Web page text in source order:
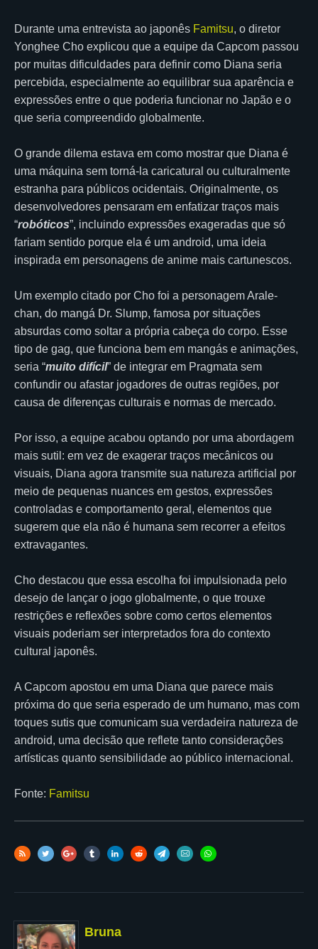
Durante uma entrevista ao japonês Famitsu, o diretor
Yonghee Cho explicou que a equipe da Capcom passou
por muitas dificuldades para definir como Diana seria
percebida, especialmente ao equilibrar sua aparência e
expressões entre o que poderia funcionar no Japão e o
que seria compreendido globalmente.
O grande dilema estava em como mostrar que Diana é
uma máquina sem torná-la caricatural ou culturalmente
estranha para públicos ocidentais. Originalmente, os
desenvolvedores pensaram em enfatizar traços mais
“robóticos”, incluindo expressões exageradas que só
fariam sentido porque ela é um android, uma ideia
inspirada em personagens de anime mais cartunescos.
Um exemplo citado por Cho foi a personagem Arale-
chan, do mangá Dr. Slump, famosa por situações
absurdas como soltar a própria cabeça do corpo. Esse
tipo de gag, que funciona bem em mangás e animações,
seria “muito difícil” de integrar em Pragmata sem
confundir ou afastar jogadores de outras regiões, por
causa de diferenças culturais e normas de mercado.
Por isso, a equipe acabou optando por uma abordagem
mais sutil: em vez de exagerar traços mecânicos ou
visuais, Diana agora transmite sua natureza artificial por
meio de pequenas nuances em gestos, expressões
controladas e comportamento geral, elementos que
sugerem que ela não é humana sem recorrer a efeitos
extravagantes.
Cho destacou que essa escolha foi impulsionada pelo
desejo de lançar o jogo globalmente, o que trouxe
restrições e reflexões sobre como certos elementos
visuais poderiam ser interpretados fora do contexto
cultural japonês.
A Capcom apostou em uma Diana que parece mais
próxima do que seria esperado de um humano, mas com
toques sutis que comunicam sua verdadeira natureza de
android, uma decisão que reflete tanto considerações
artísticas quanto sensibilidade ao público internacional.
Fonte: Famitsu
Bruna